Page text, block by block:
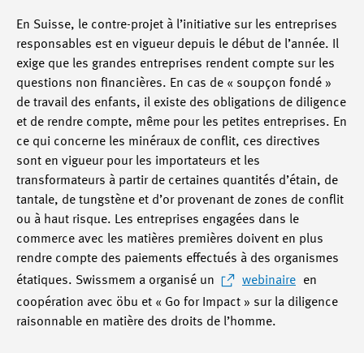
En Suisse, le contre-projet à l’initiative sur les entreprises
responsables est en vigueur depuis le début de l’année. Il
exige que les grandes entreprises rendent compte sur les
questions non financières. En cas de « soupçon fondé »
de travail des enfants, il existe des obligations de diligence
et de rendre compte, même pour les petites entreprises. En
ce qui concerne les minéraux de conflit, ces directives
sont en vigueur pour les importateurs et les
transformateurs à partir de certaines quantités d’étain, de
tantale, de tungstène et d’or provenant de zones de conflit
ou à haut risque. Les entreprises engagées dans le
commerce avec les matières premières doivent en plus
rendre compte des paiements effectués à des organismes
étatiques. Swissmem a organisé un
webinaire
en
coopération avec öbu et « Go for Impact » sur la diligence
raisonnable en matière des droits de l’homme.